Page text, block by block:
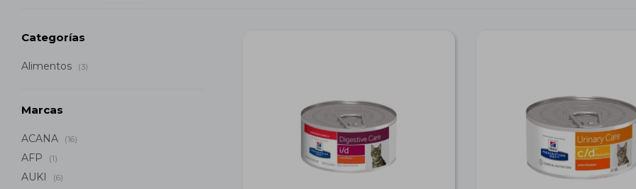
Categorías
Alimentos (3)
Marcas
ACANA (16)
AFP (1)
AUKI (6)